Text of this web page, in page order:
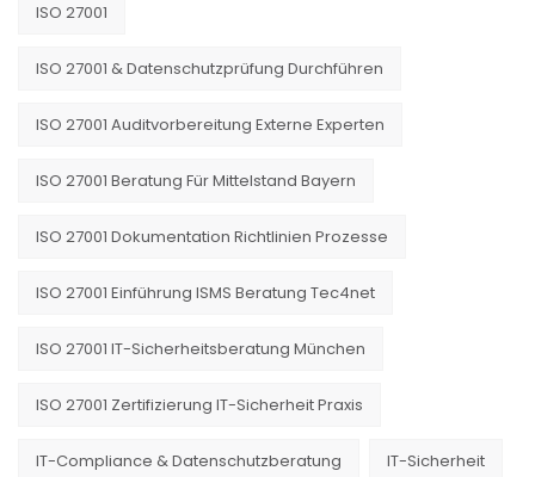
ISO 27001
ISO 27001 & Datenschutzprüfung Durchführen
ISO 27001 Auditvorbereitung Externe Experten
ISO 27001 Beratung Für Mittelstand Bayern
ISO 27001 Dokumentation Richtlinien Prozesse
ISO 27001 Einführung ISMS Beratung Tec4net
ISO 27001 IT-Sicherheitsberatung München
ISO 27001 Zertifizierung IT-Sicherheit Praxis
IT-Compliance & Datenschutzberatung IT-Sicherheit